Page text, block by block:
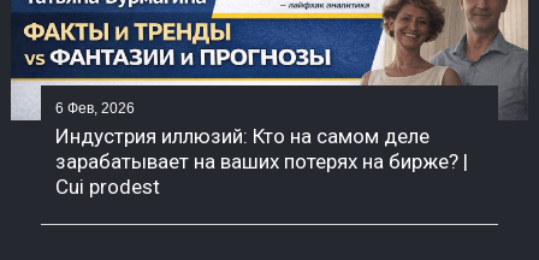
6 Фев, 2026
Индустрия иллюзий: Кто на самом деле
зарабатывает на ваших потерях на бирже? |
Cui prodest